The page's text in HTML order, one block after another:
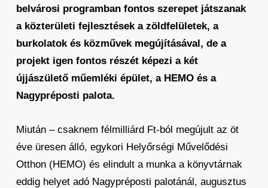
belvárosi programban fontos szerepet játszanak
a közterületi fejlesztések a zöldfelületek, a
burkolatok és közművek megújításával, de a
projekt igen fontos részét képezi a két
újjászülető műemléki épület, a HEMO és a
Nagypréposti palota.
Miután – csaknem félmilliárd Ft-ból megújult az öt
éve üresen álló, egykori Helyőrségi Művelődési
Otthon (HEMO) és elindult a munka a könyvtárnak
eddig helyet adó Nagypréposti palotánál, augusztus